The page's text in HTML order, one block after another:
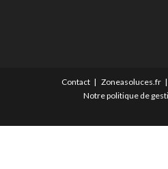
Contact Zoneasoluces.fr
Notre politique de